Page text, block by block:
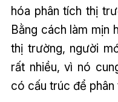
hóa phân tích thị
Bằng cách làm mịn
thị trường, người
rất nhiều, vì nó
có cấu trúc để phân